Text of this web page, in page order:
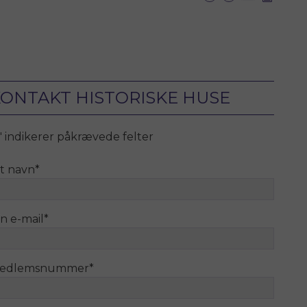
HISTORISKE HUSE
indikerer påkrævede felter
navn*
e-mail *
*